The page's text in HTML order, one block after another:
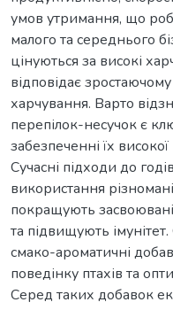
умов утримання, що
малого та середнього
цінуються за високі
відповідає
харчування. Варто
перепілок-несучок є
забезпеченні їх
Сучасні підходи до
використання
покращують
та підвищують
смако-ароматичні
поведінку птахів та
Серед таких добавок